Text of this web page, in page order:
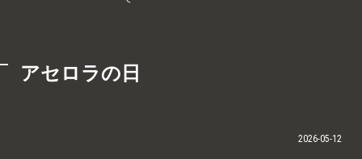
アセロラの日
2026-05-12